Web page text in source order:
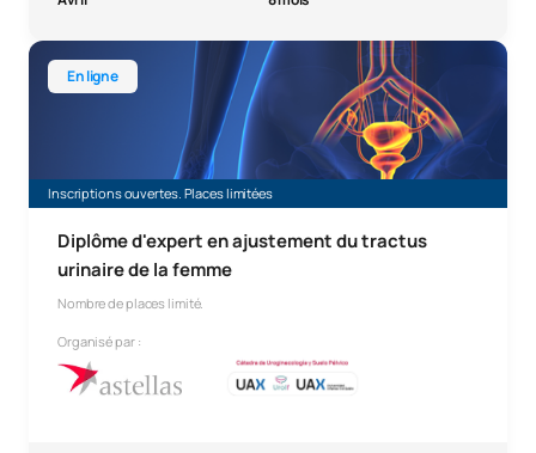
En ligne
Inscriptions ouvertes. Places limitées
Diplôme d'expert en ajustement du tractus
urinaire de la femme
Nombre de places limité.
Organisé par :
Diplôme d'expert en prise en charge des voies urinaires